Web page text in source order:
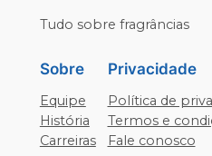
Tudo sobre fragrâncias
Sobre
Equipe
História
Carreiras
Privacidade
Política de
Termos e
Fale conosco